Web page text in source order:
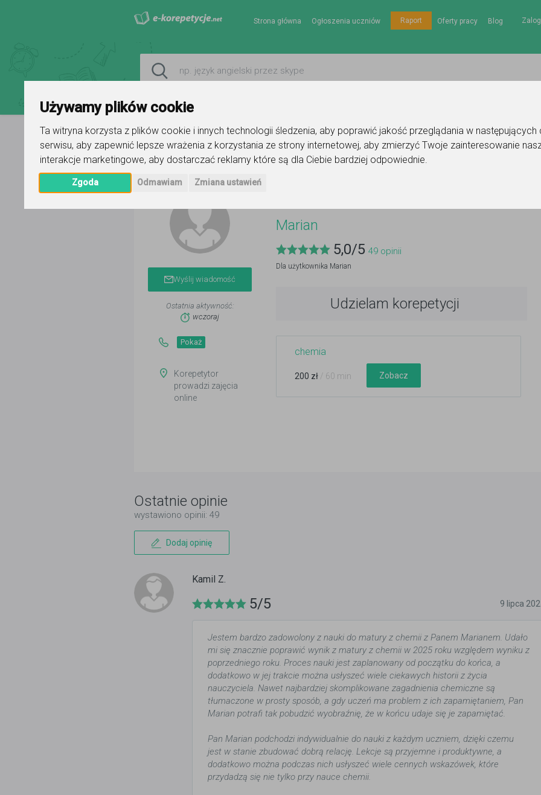
Używamy plików cookie
Ta witryna korzysta z plików cookie i innych technologii śledzenia, aby poprawić jakość przeglądania w
serwisu, aby zapewnić lepsze wrażenia z korzystania ze strony internetowej, aby zmierzyć Twoje zainteresowanie
interakcje marketingowe, aby dostarczać reklamy które są dla Ciebie bardziej odpowiednie.
Zgoda Odmawiam Zmiana ustawień
Strona główna Ogłoszenia uczniów Raport Oferty pracy Blog
Strona główna Marian
Wyślij wiadomość
Ostatnia aktywność:
wczoraj
Pokaż
Korepetytor
prowadzi zajęcia
online
Marian
5,0/5 49 opinii
Dla użytkownika Marian
Udzielam korepetycji
chemia
200 zł / 60 min Zobacz
Ostatnie opinie
wystawiono opinii: 49
Dodaj opinię
Kamil Z.
5/5 9 lipca
Jestem bardzo zadowolony z nauki do matury z chemii z Panem Marianem. Udało
mi się znacznie poprawić wynik z matury z chemii w 2025 roku względem wyniku z
poprzedniego roku. Proces nauki jest zaplanowany od początku do końca, a
dodatkowo w jej trakcie można usłyszeć wiele ciekawych historii z życia
nauczyciela. Nawet najbardziej skomplikowane zagadnienia chemiczne są
tłumaczone w prosty sposób, a gdy uczeń ma problem z ich zapamiętaniem, Pan
Marian potrafi tak pobudzić wyobraźnię, że w końcu udaje się je zapamiętać.
Pan Marian podchodzi indywidualnie do nauki z każdym uczniem, dzięki czemu
jest w stanie zbudować dobrą relację. Lekcje są przyjemne i produktywne, a
dodatkowo można podczas nich usłyszeć wiele cennych wskazówek, które
przydadzą się nie tylko przy nauce chemii.